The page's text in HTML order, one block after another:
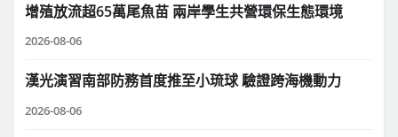
增殖放流超65萬尾魚苗 兩岸學生共營環保生態環境
2026-08-06
漢光演習南部防務首度推至小琉球 驗證跨海機動力
2026-08-06